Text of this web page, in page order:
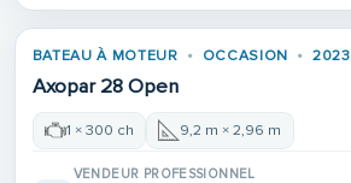
BATEAU À MOTEUR OCCASION 2023
Axopar 28 Open
1 × 300 ch 9,2 m × 2,96 m
VENDEUR PROFESSIONNEL